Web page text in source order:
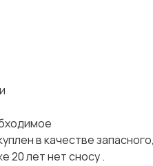
в качестве
20 лет нет сносу .